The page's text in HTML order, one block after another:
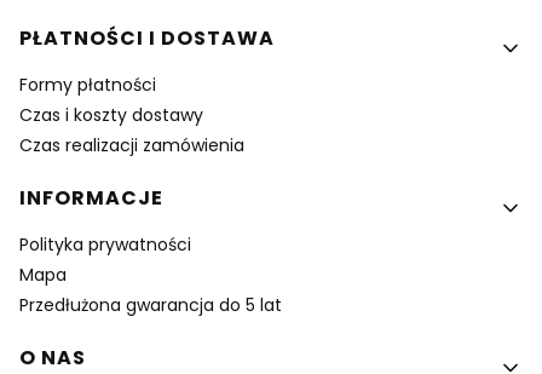
PŁATNOŚCI I DOSTAWA
Formy płatności
Czas i koszty dostawy
Czas realizacji zamówienia
INFORMACJE
Polityka prywatności
Mapa
Przedłużona gwarancja do 5 lat
O NAS